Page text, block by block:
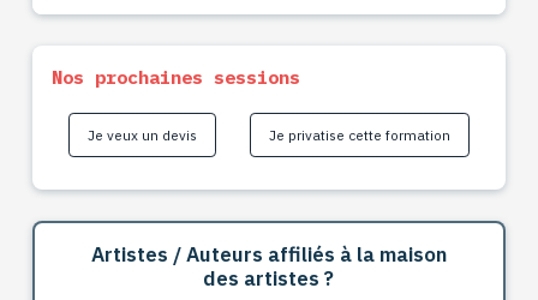
Nos prochaines sessions
Je veux un devis Je privatise cette formation
Artistes / Auteurs affiliés à la maison
des artistes ?